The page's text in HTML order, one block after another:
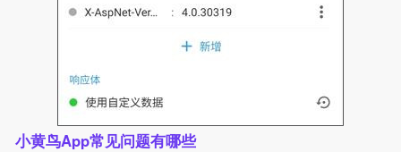
小黄鸟App常见问题有哪些